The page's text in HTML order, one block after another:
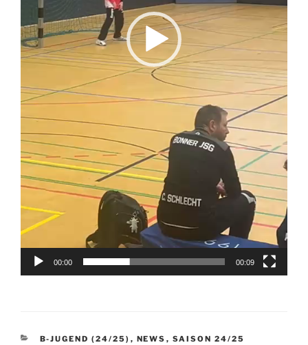
00:00 00:09
KATEGORIEN
B-JUGEND (24/25) , NEWS , SAISON 24/25